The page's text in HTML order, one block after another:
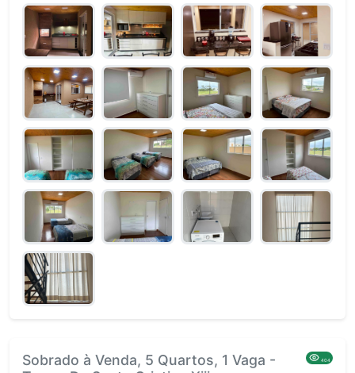
Sobrado à Venda, 5 Quartos, 1 Vaga -
404